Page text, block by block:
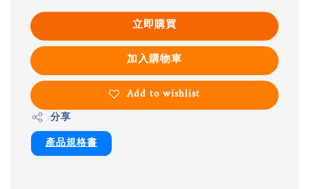
立即購買
加入購物車
Add to wishlist
分享
產品規格書